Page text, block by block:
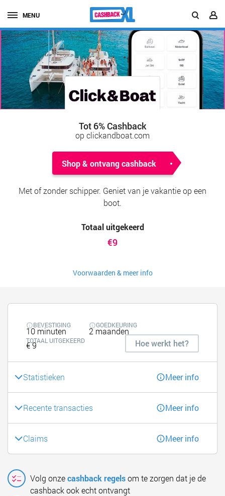
MENU
Tot 6% Cashback
op clickandboat.com
Shop & ontvang cashback
Met of zonder schipper. Geniet van je vakantie op een
boot.
Totaal uitgekeerd
€9
Voorwaarden & meer info
BEVESTIGING
10 minuten
GOEDKEURING
2 maanden
TOTAAL UITGEKEERD
€ 9 Hoe werkt het?
Statistieken Meer info
Recente transacties Meer info
Claims Meer info
Volg onzecashback regelsom te zorgen dat je de
cashback ook echt ontvangt